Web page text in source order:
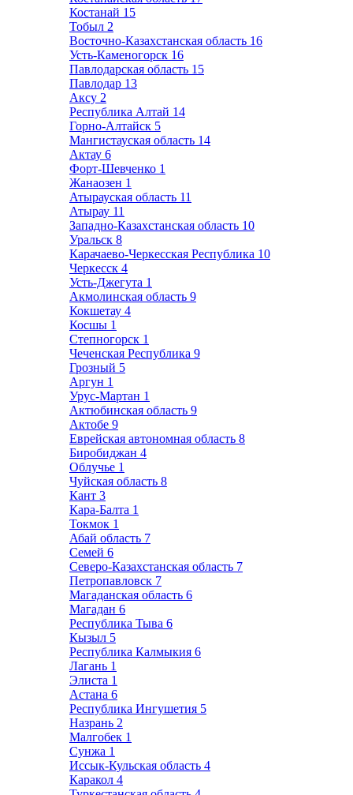
Костанай 15
Тобыл 2
Восточно-Казахстанская область 16
Усть-Каменогорск 16
Павлодарская область 15
Павлодар 13
Аксу 2
Республика Алтай 14
Горно-Алтайск 5
Мангистауская область 14
Актау 6
Форт-Шевченко 1
Жанаозен 1
Атырауская область 11
Атырау 11
Западно-Казахстанская область 10
Уральск 8
Карачаево-Черкесская Республика 10
Черкесск 4
Усть-Джегута 1
Акмолинская область 9
Кокшетау 4
Косшы 1
Степногорск 1
Чеченская Республика 9
Грозный 5
Аргун 1
Урус-Мартан 1
Актюбинская область 9
Актобе 9
Еврейская автономная область 8
Биробиджан 4
Облучье 1
Чуйская область 8
Кант 3
Кара-Балта 1
Токмок 1
Абай область 7
Семей 6
Северо-Казахстанская область 7
Петропавловск 7
Магаданская область 6
Магадан 6
Республика Тыва 6
Кызыл 5
Республика Калмыкия 6
Лагань 1
Элиста 1
Астана 6
Республика Ингушетия 5
Назрань 2
Малгобек 1
Сунжа 1
Иссык-Кульская область 4
Каракол 4